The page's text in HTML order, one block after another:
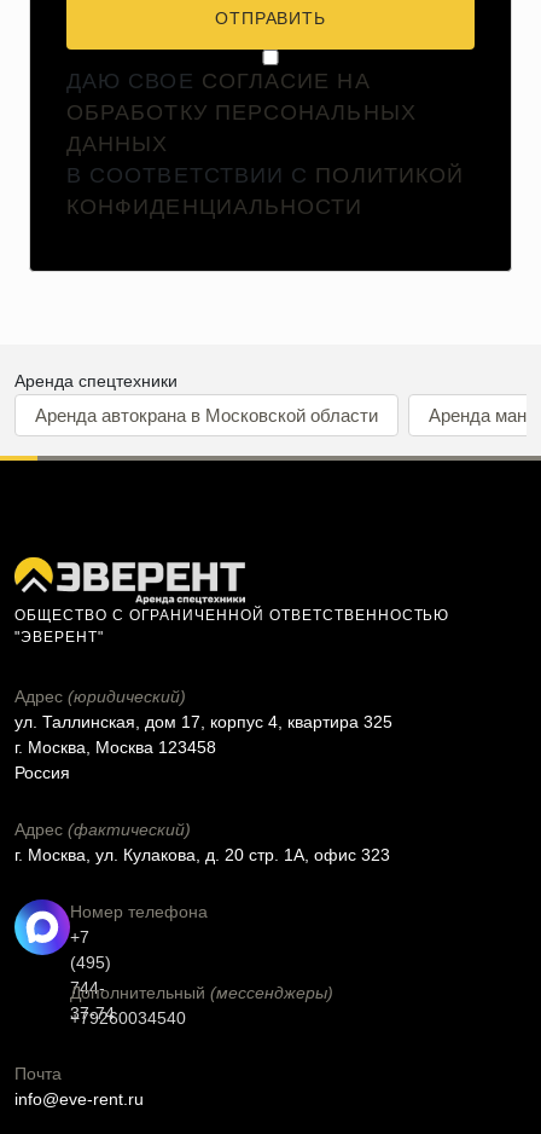
ОТПРАВИТЬ
ДАЮ СВОЕ СОГЛАСИЕ НА
ОБРАБОТКУ ПЕРСОНАЛЬНЫХ
ДАННЫХ
В СООТВЕТСТВИИ С ПОЛИТИКОЙ
КОНФИДЕНЦИАЛЬНОСТИ
Аренда спецтехники
Аренда автокрана в Московской области Аренда
ОБЩЕСТВО С ОГРАНИЧЕННОЙ ОТВЕТСТВЕННОСТЬЮ
"ЭВЕРЕНТ"
Адрес (юридический)
ул. Таллинская, дом 17, корпус 4, квартира 325
г. Москва, Москва 123458
Россия
Адрес (фактический)
г. Москва, ул. Кулакова, д. 20 стр. 1А, офис 323
Номер телефона
+7
(495)
744-
37-74
Дополнительный (мессенджеры)
+79260034540
Почта
info@eve-rent.ru